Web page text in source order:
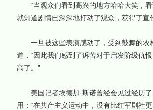
“当观众们看到高兴的地方哈哈大笑，看
就知道剧情已深深地打动了观众，获得了
一旦被这些表演感动了，受到鼓舞的农
道，“因此我们感到了诉苦对于启发阶级
高了。”
美国记者埃德加·斯诺曾经会见过经历了
用：“在共产主义运动中，没有比红军剧